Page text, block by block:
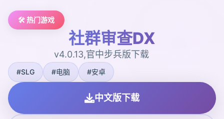
🛠️ 热门游戏
社群审查DX
v4.0.13,官中步兵版下载
#SLG #电脑 #安卓
中文版下载